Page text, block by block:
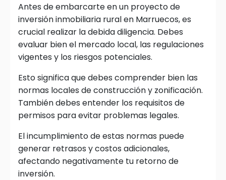
Antes de embarcarte en un proyecto de
inversión inmobiliaria rural en Marruecos, es
crucial realizar la debida diligencia. Debes
evaluar bien el mercado local, las regulaciones
vigentes y los riesgos potenciales.
Esto significa que debes comprender bien las
normas locales de construcción y zonificación.
También debes entender los requisitos de
permisos para evitar problemas legales.
El incumplimiento de estas normas puede
generar retrasos y costos adicionales,
afectando negativamente tu retorno de
inversión.